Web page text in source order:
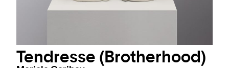
Tendresse (Brotherhood)